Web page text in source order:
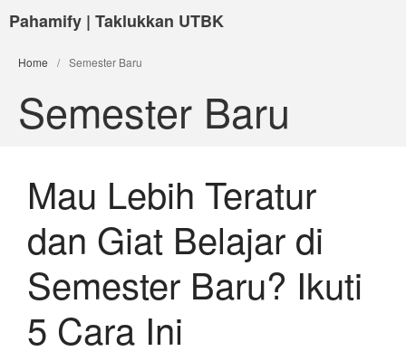
Pahamify | Taklukkan UTBK
Home / Semester Baru
Semester Baru
Mau Lebih Teratur
dan Giat Belajar di
Semester Baru? Ikuti
5 Cara Ini